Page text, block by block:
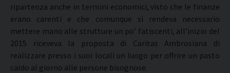
ripartenza anche in termini economici, visto che le finanze
erano carenti e che comunque si rendeva necessario
mettere mano alle strutture un po’ fatiscenti, all’inizio del
2015 riceveva la proposta di Caritas Ambrosiana di
realizzare presso i suoi locali un luogo per offrire un pasto
caldo al giorno alle persone bisognose.